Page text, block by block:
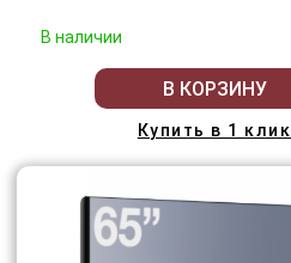
В наличии
В КОРЗИНУ
Купить в 1 клик